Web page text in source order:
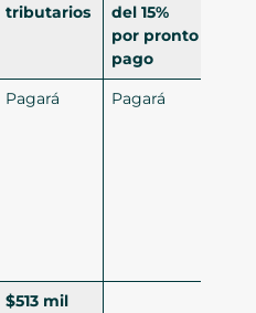
tributarios
del 15%
por pronto
pago
Pagará Pagará
$513 mil